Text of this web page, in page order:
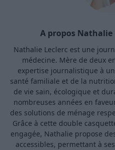
A propos Nathalie
Nathalie Leclerc est une
médecine. Mère de deux
expertise journalistique à
santé familiale et de la
de vie sain, écologique et
nombreuses années en
des solutions de ménage
Grâce à cette double
engagée, Nathalie propose
accessibles, permettant à